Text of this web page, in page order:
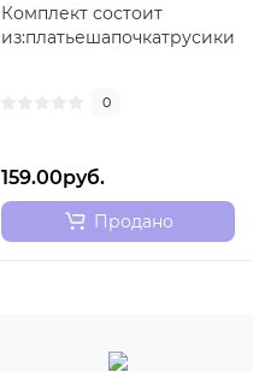
Комплект состоит
0
159.00руб.
Продано